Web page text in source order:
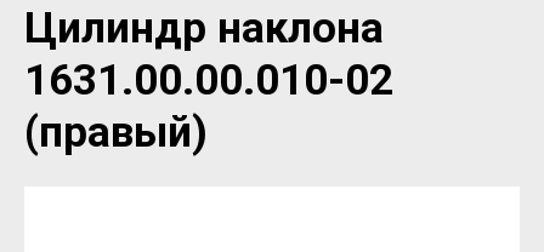
Цилиндр наклона
1631.00.00.010-02
(правый)